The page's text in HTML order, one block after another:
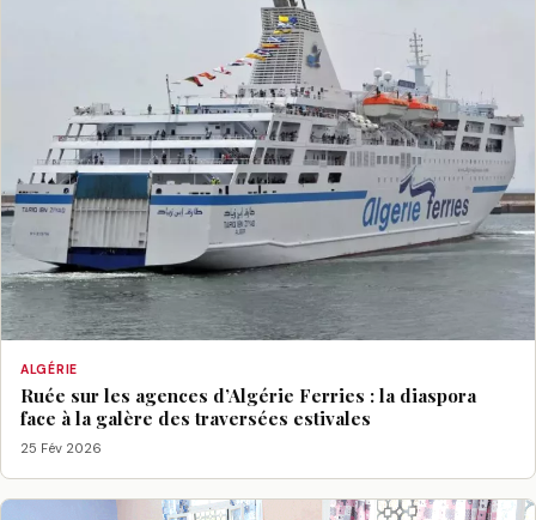
ALGÉRIE
Ruée sur les agences d’Algérie Ferries : la diaspora
face à la galère des traversées estivales
25 Fév 2026